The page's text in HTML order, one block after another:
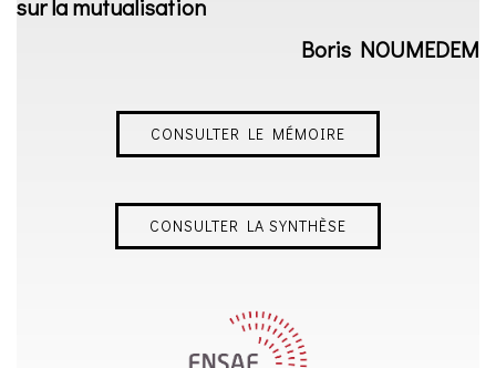
sur la mutualisation
Boris NOUMEDEM
CONSULTER LE MÉMOIRE
CONSULTER LA SYNTHÈSE